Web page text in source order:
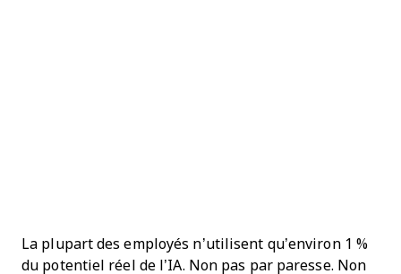
La plupart des employés n’utilisent qu’environ 1 %
du potentiel réel de l’IA. Non pas par paresse. Non